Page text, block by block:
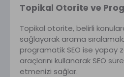
Topikal Otorite ve
Topikal otorite, belirli
sağlayarak arama
programatik SEO ise yapay
araçlarını kullanarak SEO
etmenizi sağlar.